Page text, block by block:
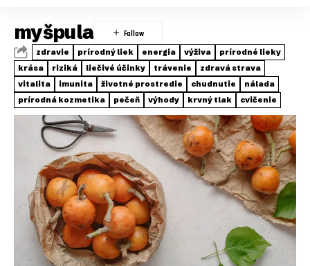
myšpula
zdravie prírodný liek energia výživa
prírodné lieky
krása
riziká liečivé účinky trávenie
zdravá strava
vitalita
imunita životné prostredie chudnutie
nálada
prírodná kozmetika
pečeň výhody krvný tlak cvičenie